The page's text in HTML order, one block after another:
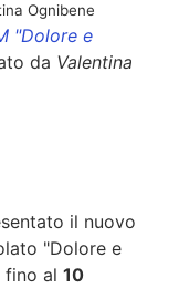
Ognibene
"Dolore e
da Valentina
il nuovo
"Dolore e
fino al 10